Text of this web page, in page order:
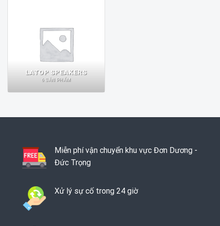
LATOP SPEAKERS
6 SẢN PHẨM
Miễn phí vận chuyển khu vực Đơn Dương -
Đức Trọng
Xử lý sự cố trong 24 giờ